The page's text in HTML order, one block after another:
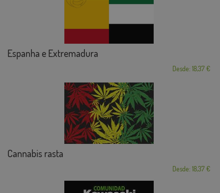
Espanha e Extremadura
Desde: 18,37 €
Cannabis rasta
Desde: 18,37 €